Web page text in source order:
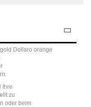
Dollaro orange
Ihre
zu
oder beim